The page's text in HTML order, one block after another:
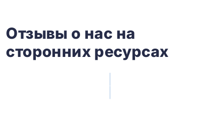
Отзывы о нас на
сторонних ресурсах